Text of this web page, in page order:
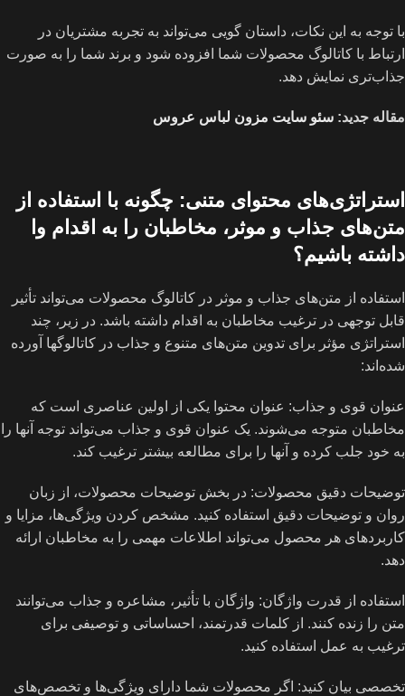
با توجه به این نکات، داستان گویی می‌تواند به تجربه مشتریان در
ارتباط با کاتالوگ محصولات شما افزوده شود و برند شما را به صورت
جذاب‌تری نمایش دهد.
مقاله جدید: سئو سایت مزون لباس عروس
استراتژی‌های محتوای متنی: چگونه با استفاده از
متن‌های جذاب و موثر، مخاطبان را به اقدام وا
داشته باشیم؟
استفاده از متن‌های جذاب و موثر در کاتالوگ محصولات می‌تواند تأثیر
قابل توجهی در ترغیب مخاطبان به اقدام داشته باشد. در زیر، چند
استراتژی مؤثر برای تدوین متن‌های متنوع و جذاب در کاتالوگها آورده
شده‌اند:
عنوان قوی و جذاب: عنوان محتوا یکی از اولین عناصری است که
مخاطبان متوجه می‌شوند. یک عنوان قوی و جذاب می‌تواند توجه آنها را
به خود جلب کرده و آنها را برای مطالعه بیشتر ترغیب کند.
توضیحات دقیق محصولات: در بخش توضیحات محصولات، از زبان
روان و توضیحات دقیق استفاده کنید. مشخص کردن ویژگی‌ها، مزایا و
کاربردهای هر محصول می‌تواند اطلاعات مهمی را به مخاطبان ارائه
دهد.
استفاده از قدرت واژگان: واژگان با تأثیر، مشاعره و جذاب می‌توانند
متن را زنده کنند. از کلمات قدرتمند، احساساتی و توصیفی برای
ترغیب به عمل استفاده کنید.
تخصصی بیان کنید: اگر محصولات شما دارای ویژگی‌ها و تخصص‌های